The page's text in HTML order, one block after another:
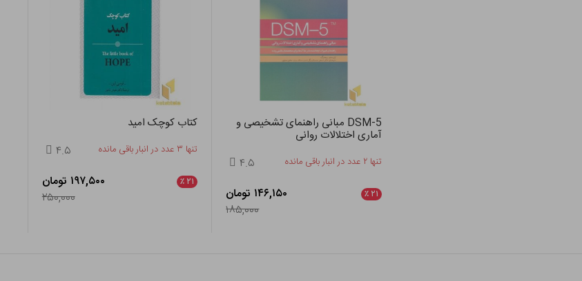
DSM-5 مبانی راهنمای تشخیصی و
آماری اختلالات روانی
تنها ۲ عدد در انبار باقی مانده ۴.۵
۲۱ ٪
۱۴۶,۱۵۰ تومان
۱۸۵,۰۰۰
کتاب کوچک امید
تنها ۳ عدد در انبار باقی مانده ۴.۵
۲۱ ٪
۱۹۷,۵۰۰ تومان
۲۵۰,۰۰۰